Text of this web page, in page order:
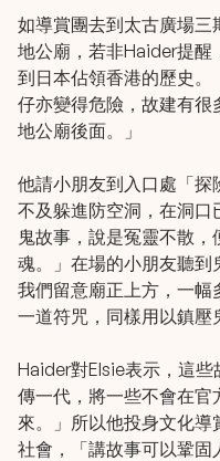
如導賞團去到太古廣場三
地公廟，若非Haider提醒
到日本佔領香港的歷史
仔亦變得危險，故建有很
地公廟後面。」
他請小朋友到入口處「探
不及躲進防空洞，在洞口
鬼故事，說是冤靈不散
魂。」在場的小朋友聽到
我們留意廟正上方，一幅
一道符咒，同樣用以鎮壓
Haider對Elsie表示，這
傳一代，將一些不會在
來。」所以他投身文化
社會，「講故事可以鞏